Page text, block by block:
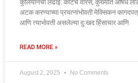
कुलियानची लढाई: कार्टेचे वारस, कुख्यात औषध
अटक करण्याच्या प्रयत्नांभोवती मेक्सिकन
आणि त्याभोवती असलेल्या दुःखद हिंसाचार आणि
READ MORE »
August 2, 2025 No Comments